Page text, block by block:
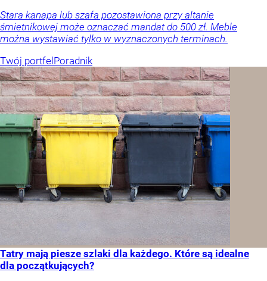
Stara kanapa lub szafa pozostawiona przy altanie
śmietnikowej może oznaczać mandat do 500 zł. Meble
można wystawiać tylko w wyznaczonych terminach.
Twój portfel Poradnik
Tatry mają piesze szlaki dla każdego. Które są idealne
dla początkujących?